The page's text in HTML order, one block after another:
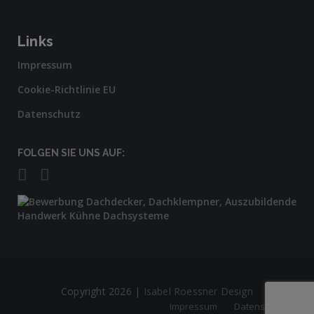
Links
Impressum
Cookie-Richtlinie EU
Datenschutz
FOLGEN SIE UNS AUF:
Copyright 2026 | Isabel Roessner Design
Impressum Datenschutz